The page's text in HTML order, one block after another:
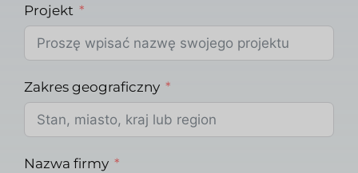
Projekt
Zakres geograficzny
Nazwa firmy